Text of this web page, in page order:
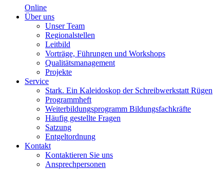
Online
Über uns
Unser Team
Regionalstellen
Leitbild
Vorträge, Führungen und Workshops
Qualitätsmanagement
Projekte
Service
Stark. Ein Kaleidoskop der Schreibwerkstatt Rügen
Programmheft
Weiterbildungsprogramm Bildungsfachkräfte
Häufig gestellte Fragen
Satzung
Entgeltordnung
Kontakt
Kontaktieren Sie uns
Ansprechpersonen